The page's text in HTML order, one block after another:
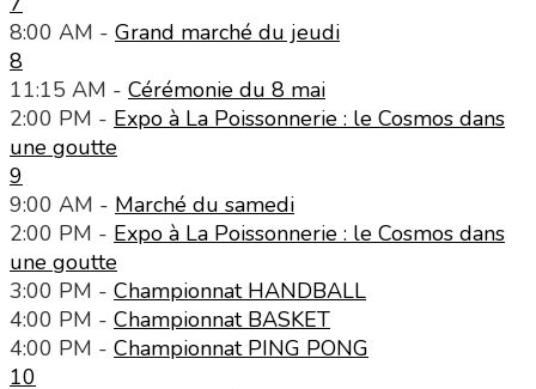
8:00 AM - Grand marché du jeudi
8
11:15 AM - Cérémonie du 8 mai
2:00 PM - Expo à La Poissonnerie : le Cosmos dans
une goutte
9
9:00 AM - Marché du samedi
2:00 PM - Expo à La Poissonnerie : le Cosmos dans
une goutte
3:00 PM - Championnat HANDBALL
4:00 PM - Championnat BASKET
4:00 PM - Championnat PING PONG
10